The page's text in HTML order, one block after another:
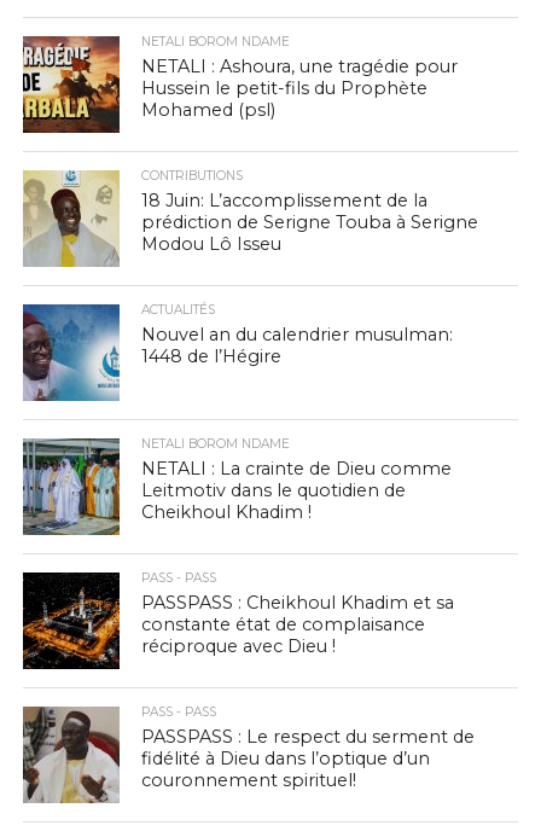
NETALI BOROM NDAME
NETALI : Ashoura, une tragédie pour
Hussein le petit-fils du Prophète
Mohamed (psl)
CONTRIBUTIONS
18 Juin: L’accomplissement de la
prédiction de Serigne Touba à Serigne
Modou Lô Isseu
ACTUALITÉS
Nouvel an du calendrier musulman:
1448 de l’Hégire
NETALI BOROM NDAME
NETALI : La crainte de Dieu comme
Leitmotiv dans le quotidien de
Cheikhoul Khadim !
PASS - PASS
PASSPASS : Cheikhoul Khadim et sa
constante état de complaisance
réciproque avec Dieu !
PASS - PASS
PASSPASS : Le respect du serment de
fidélité à Dieu dans l’optique d’un
couronnement spirituel!